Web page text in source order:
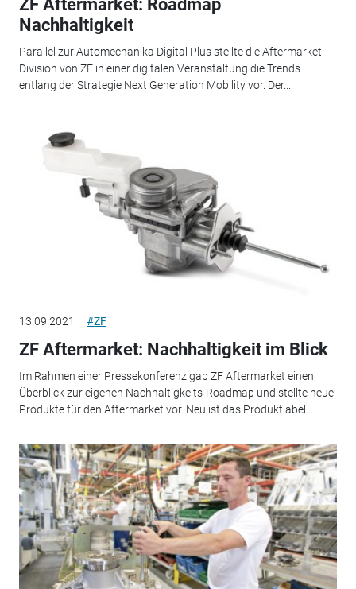
ZF Aftermarket: Roadmap
Nachhaltigkeit
Parallel zur Automechanika Digital Plus stellte die Aftermarket-
Division von ZF in einer digitalen Veranstaltung die Trends
entlang der Strategie Next Generation Mobility vor. Der...
13.09.2021 #ZF
ZF Aftermarket: Nachhaltigkeit im Blick
Im Rahmen einer Pressekonferenz gab ZF Aftermarket einen
Überblick zur eigenen Nachhaltigkeits-Roadmap und stellte neue
Produkte für den Aftermarket vor. Neu ist das Produktlabel...